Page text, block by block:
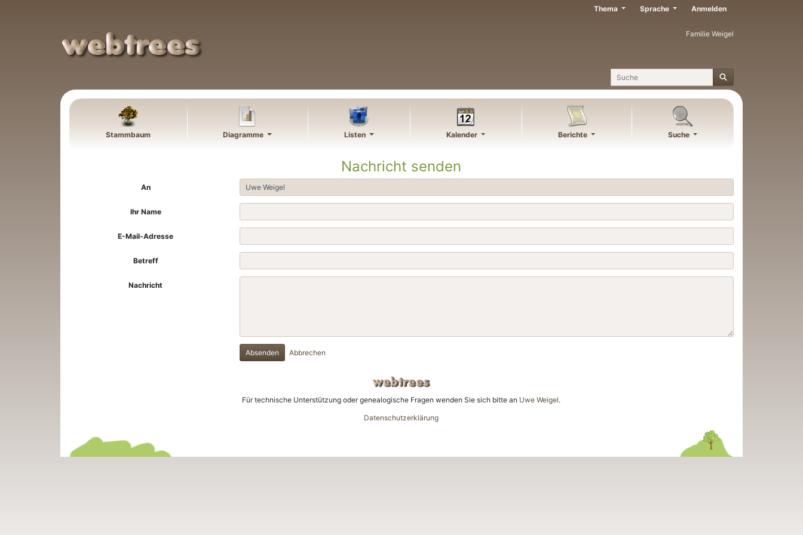
Familie Weigel
Suche
Thema Sprache Anmelden
Stammbaum Diagramme Listen Kalender Berichte Suche
Nachricht senden
An
Ihr Name
E-Mail-Adresse
Betreff
Nachricht
Absenden Abbrechen
Für technische Unterstützung oder genealogische Fragen wenden Sie sich bitte an Uwe Weigel.
Datenschutzerklärung